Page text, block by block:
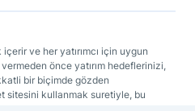
ve her yatırımcı için uygun
önce yatırım hedeflerinizi,
bir biçimde gözden
sitesini kullanmak suretiyle, bu